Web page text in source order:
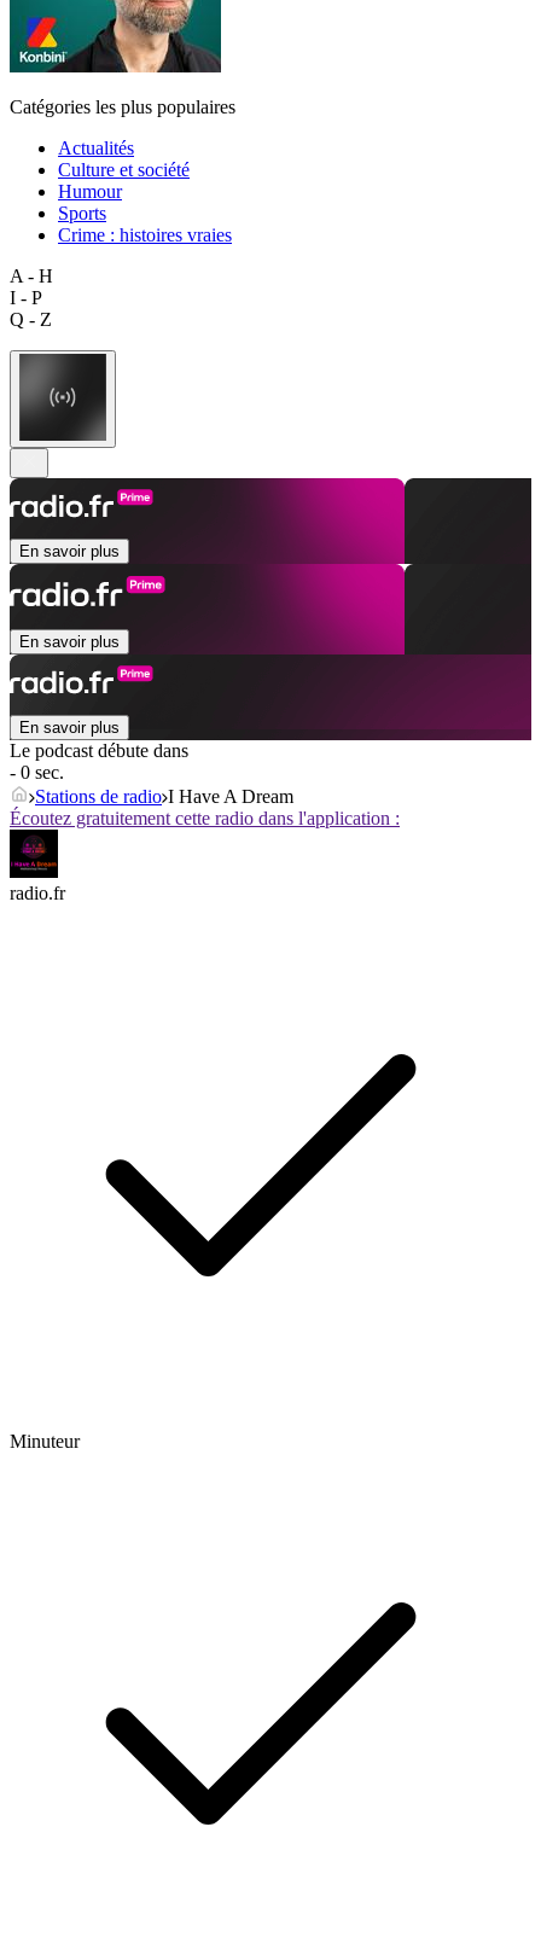
Catégories les plus populaires
Actualités
Culture et société
Humour
Sports
Crime : histoires vraies
A - H
I - P
Q - Z
En savoir plus
En savoir plus
En savoir plus
Le podcast débute dans
- 0 sec.
Stations de radio I Have A Dream
Écoutez gratuitement cette radio dans l'application :
radio.fr
Minuteur